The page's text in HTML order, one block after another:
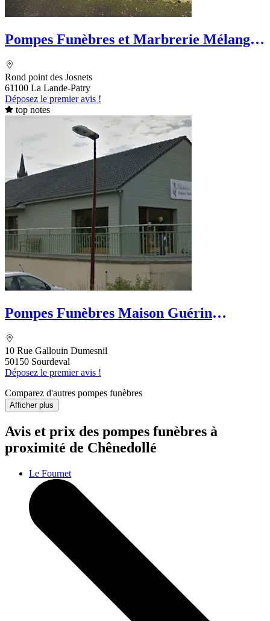
Pompes Funèbres et Marbrerie Mélanger
Rond point des Josnets
61100 La Lande-Patry
Déposez le premier avis !
top notes
Pompes Funèbres Maison Guérin
10 Rue Gallouin Dumesnil
50150 Sourdeval
Déposez le premier avis !
Comparez d'autres pompes funèbres
Afficher plus
Avis et prix des pompes funèbres à
proximité de Chênedollé
Le Fournet